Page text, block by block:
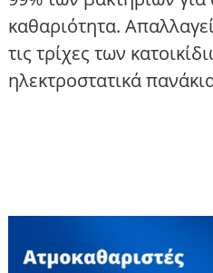
καθαριότητα.
τις τρίχες των
ηλεκτροστατικά